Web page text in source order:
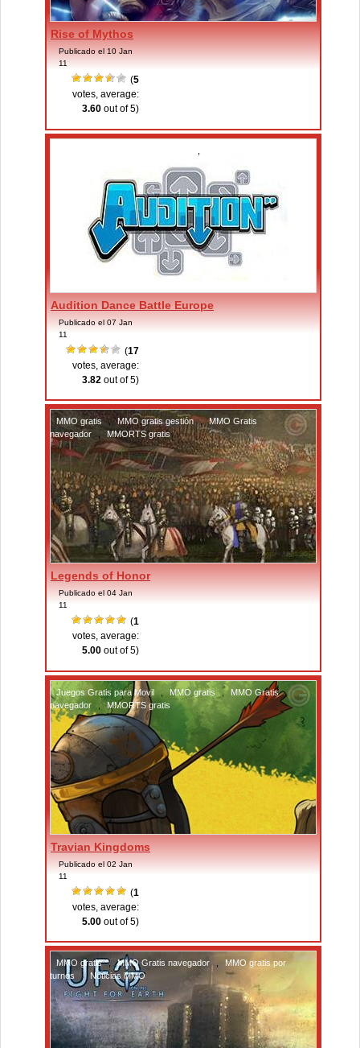
Rise of Mythos
Publicado el 10 Jan
11
(5
votes, average:
3.60 out of 5)
Audition Dance Battle Europe
Publicado el 07 Jan
11
(17
votes, average:
3.82 out of 5)
MMO gratis , MMO gratis gestión ,
MMO Gratis
navegador
MMORTS gratis
Legends of Honor
Publicado el 04 Jan
11
(1
votes, average:
5.00 out of 5)
Juegos Gratis para Movil MMO gratis
MMO Gratis
navegador
MMORTS gratis
Travian Kingdoms
Publicado el 02 Jan
11
(1
votes, average:
5.00 out of 5)
MMO gratis , MMO Gratis navegador
MMO gratis por
turnos
, Noticias MMO